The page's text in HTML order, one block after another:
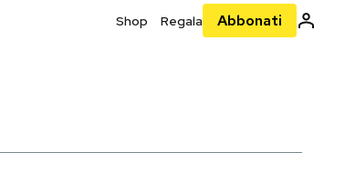
Shop Regala Abbonati